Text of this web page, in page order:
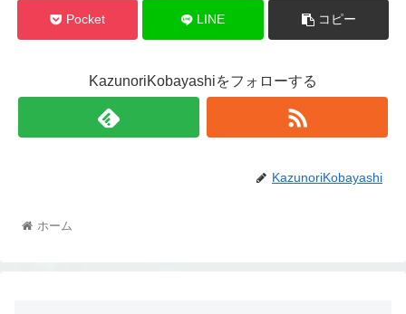
Pocket LINE コピー
KazunoriKobayashiをフォローする
KazunoriKobayashi
ホーム